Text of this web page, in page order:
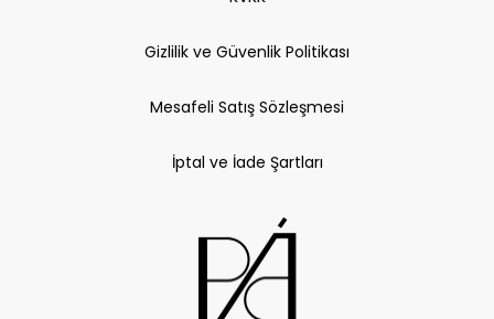
Gizlilik ve Güvenlik Politikası
Mesafeli Satış Sözleşmesi
İptal ve İade Şartları